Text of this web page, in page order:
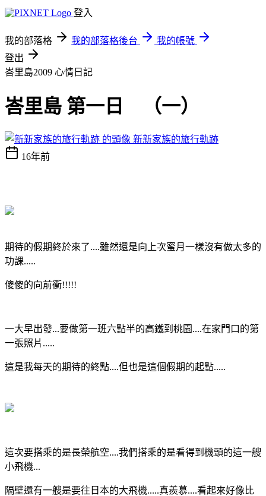
登入
我的部落格 我的部落格後台
我的帳號
登出
峇里島2009 心情日記
峇里島 第一日 （一）
新新家族的旅行軌跡
16年前
期待的假期終於來了....雖然還是向上次蜜月一樣沒有做太多的
功課.....
傻傻的向前衝!!!!!
一大早出發...要做第一班六點半的高鐵到桃園....在家門口的第
一張照片.....
這是我每天的期待的終點....但也是這個假期的起點.....
這次要搭乘的是長榮航空....我們搭乘的是看得到機頭的這一艘
小飛機...
隔壁還有一艘是要往日本的大飛機.....真羨慕....看起來好像比